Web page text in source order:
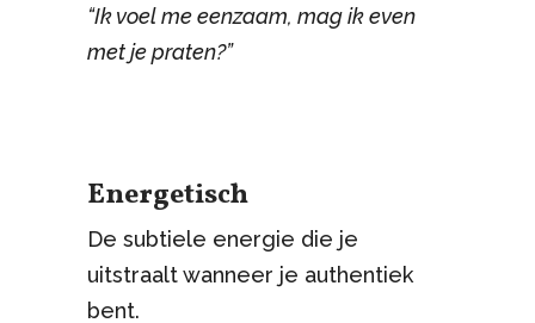
“Ik voel me eenzaam, mag ik even
met je praten?”
Energetisch
De subtiele energie die je
uitstraalt wanneer je authentiek
bent.